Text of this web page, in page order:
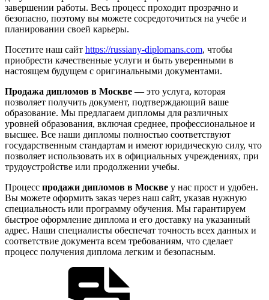
завершении работы. Весь процесс проходит прозрачно и
безопасно, поэтому вы можете сосредоточиться на учебе и
планировании своей карьеры.
Посетите наш сайт https://russiany-diplomans.com, чтобы
приобрести качественные услуги и быть уверенными в
настоящем будущем с оригинальными документами.
Продажа дипломов в Москве — это услуга, которая
позволяет получить документ, подтверждающий ваше
образование. Мы предлагаем дипломы для различных
уровней образования, включая среднее, профессиональное и
высшее. Все наши дипломы полностью соответствуют
государственным стандартам и имеют юридическую силу, что
позволяет использовать их в официальных учреждениях, при
трудоустройстве или продолжении учебы.
Процесс продажи дипломов в Москве у нас прост и удобен.
Вы можете оформить заказ через наш сайт, указав нужную
специальность или программу обучения. Мы гарантируем
быстрое оформление диплома и его доставку на указанный
адрес. Наши специалисты обеспечат точность всех данных и
соответствие документа всем требованиям, что сделает
процесс получения диплома легким и безопасным.